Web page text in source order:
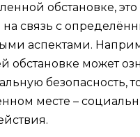
обстановке,
на связь с
аспектами.
обстановке может
безопасность,
месте –